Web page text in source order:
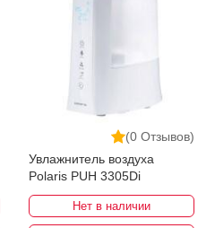
(0 Отзывов)
Увлажнитель воздуха
Polaris PUH 3305Di
Нет в наличии